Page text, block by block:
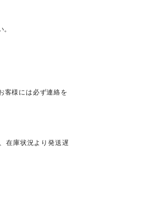
客様には必ず連絡を
在庫状況より発送遅